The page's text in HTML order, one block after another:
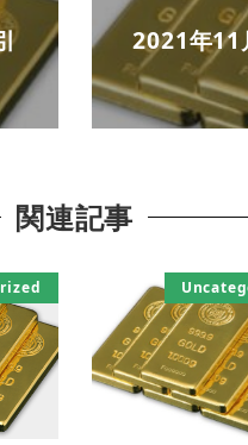
2021年
関連記事